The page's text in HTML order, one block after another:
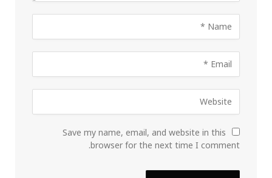
Save my name, email, and website in this
browser for the next time I comment.